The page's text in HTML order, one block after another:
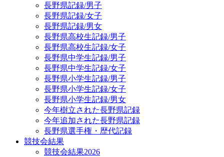
長野県記録/男子
長野県記録/女子
長野県記録/男女
長野県高校生記録/男子
長野県高校生記録/女子
長野県中学生記録/男子
長野県中学生記録/女子
長野県小学生記録/男子
長野県小学生記録/女子
長野県小学生記録/男女
今年樹立された長野県記録
今年追加された長野県記録
長野県選手権・歴代記録
競技会結果
競技会結果2026